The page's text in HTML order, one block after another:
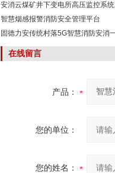
安消云煤矿井下变电所高压监控系统
智慧烟感报警消防安全管理平台
固德力安传统村落5G智慧消防安消
在线留言
产品：
您的单位：
您的姓名：